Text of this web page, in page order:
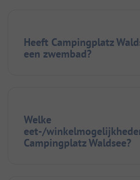
Heeft Campingplatz
een zwembad?
Welke
eet-/
Campingplatz Waldsee?